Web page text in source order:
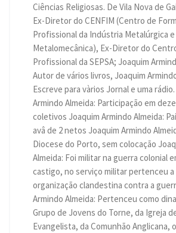
Ciências Religiosas. De Vila Nova de
Ex-Diretor do CENFIM (Centro de
Profissional da Indústria Metalúrgica e
Metalomecânica), Ex-Diretor do
Profissional da SEPSA; Joaquim
Autor de vários livros, Joaquim
Escreve para vàrios Jornal e uma
Armindo Almeida: Participação em
coletivos Joaquim Armindo Almeida:
avâ de 2 netos Joaquim Armindo
Diocese do Porto, sem colocação
Almeida: Foi militar na guerra colonial
castigo, no serviço militar pertenceu a
organização clandestina contra a
Armindo Almeida: Pertenceu como
Grupo de Jovens do Torne, da Igreja
Evangelista, da Comunhão Anglicana,